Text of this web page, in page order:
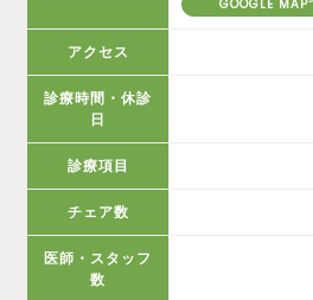
GOOGLE MAP
アクセス
診療時間・休診
日
診療項目
チェア数
医師・スタッフ
数